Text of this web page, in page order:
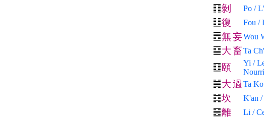
剝 Po /
復 Fou /
無妄Wou
大畜Ta
頤
Yi /
大過 Ta
坎 K'an /
離 Li /